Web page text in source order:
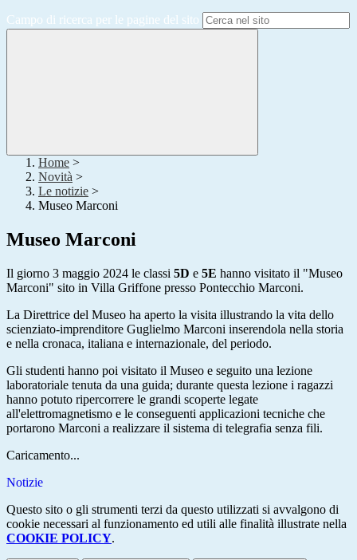
Campo di ricerca per le pagine del sito
Home >
Novità >
Le notizie >
Museo Marconi
Museo Marconi
Il giorno 3 maggio 2024 le classi 5D e 5E hanno visitato il "Museo
Marconi" sito in Villa Griffone presso Pontecchio Marconi.
La Direttrice del Museo ha aperto la visita illustrando la vita dello
scienziato-imprenditore Guglielmo Marconi inserendola nella storia
e nella cronaca, italiana e internazionale, del periodo.
Gli studenti hanno poi visitato il Museo e seguito una lezione
laboratoriale tenuta da una guida; durante questa lezione i ragazzi
hanno potuto ripercorrere le grandi scoperte legate
all'elettromagnetismo e le conseguenti applicazioni tecniche che
portarono Marconi a realizzare il sistema di telegrafia senza fili.
Caricamento...
Notizie
Questo sito o gli strumenti terzi da questo utilizzati si avvalgono di
cookie necessari al funzionamento ed utili alle finalità illustrate nella
COOKIE POLICY.